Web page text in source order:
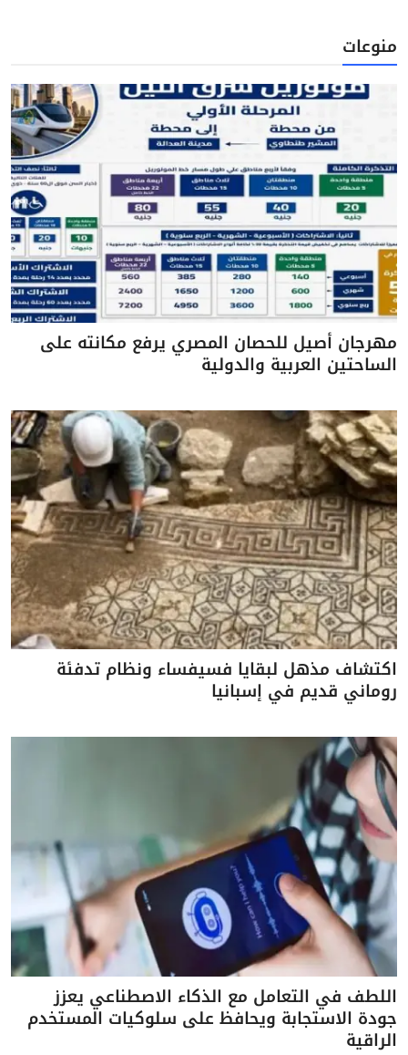
منوعات
مهرجان أصيل للحصان المصري يرفع مكانته على
الساحتين العربية والدولية
اكتشاف مذهل لبقايا فسيفساء ونظام تدفئة
روماني قديم في إسبانيا
اللطف في التعامل مع الذكاء الاصطناعي يعزز
جودة الاستجابة ويحافظ على سلوكيات المستخدم
الراقية